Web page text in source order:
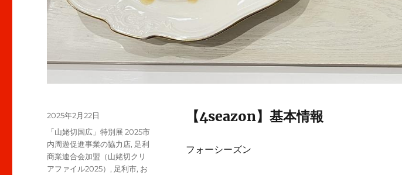
【4seazon】基本情報
フォーシーズン
投
稿
日:
2025年2月22日
カ
テ
ゴ
リ
「山姥切国広」特別展 2025市
内周遊促進事業の協力店, 足利
商業連合会加盟（山姥切クリ
アファイル2025）, 足利市, お